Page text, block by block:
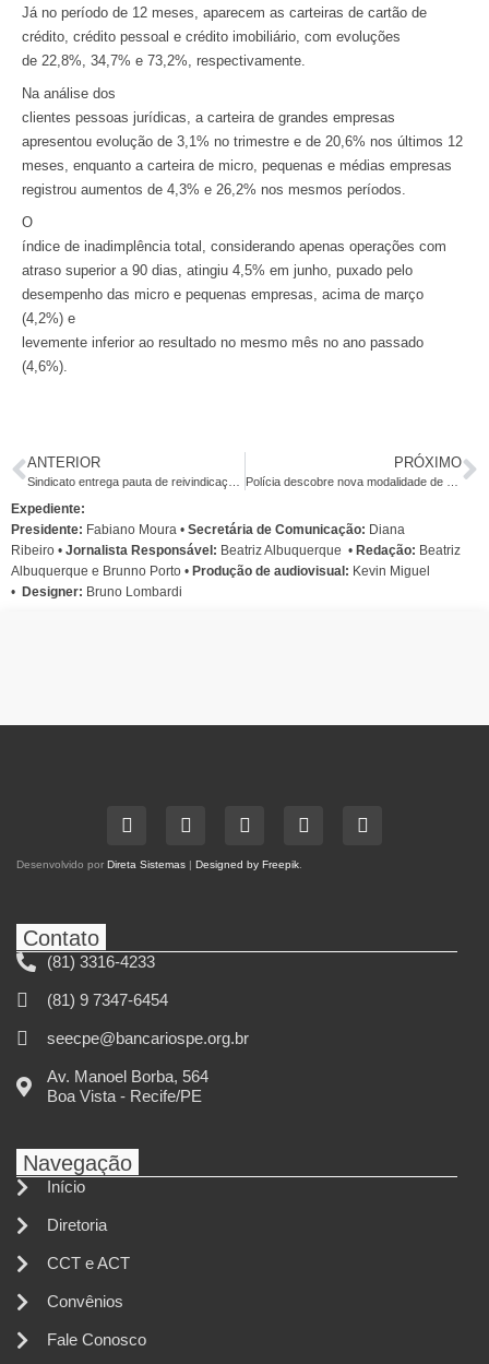
Já no período de 12 meses, aparecem as carteiras de cartão de
crédito, crédito pessoal e crédito imobiliário, com evoluções
de 22,8%, 34,7% e 73,2%, respectivamente.
Na análise dos
clientes pessoas jurídicas, a carteira de grandes empresas
apresentou evolução de 3,1% no trimestre e de 20,6% nos últimos 12
meses, enquanto a carteira de micro, pequenas e médias empresas
registrou aumentos de 4,3% e 26,2% nos mesmos períodos.
O
índice de inadimplência total, considerando apenas operações com
atraso superior a 90 dias, atingiu 4,5% em junho, puxado pelo
desempenho das micro e pequenas empresas, acima de março
(4,2%) e
levemente inferior ao resultado no mesmo mês no ano passado
(4,6%).
ANTERIOR PRÓXIMO
Expediente:
Presidente: Fabiano Moura • Secretária de Comunicação: Diana
Ribeiro • Jornalista Responsável: Beatriz Albuquerque • Redação: Beatriz
Albuquerque e Brunno Porto • Produção de audiovisual: Kevin Miguel
• Designer: Bruno Lombardi
Desenvolvido por Direta Sistemas | Designed by Freepik
Contato
(81) 3316-4233
(81) 9 7347-6454
seecpe@bancariospe.org.br
Av. Manoel Borba, 564
Boa Vista - Recife/PE
Navegação
Início
Diretoria
CCT e ACT
Convênios
Fale Conosco